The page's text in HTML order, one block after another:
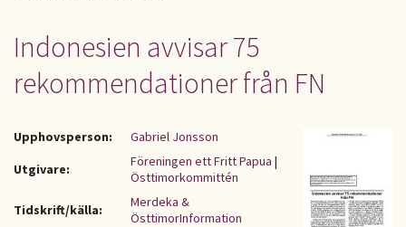
Indonesien avvisar 75
rekommendationer från FN
Upphovsperson:
Gabriel Jonsson
Utgivare:
Föreningen ett Fritt Papua |
Östtimorkommittén
Tidskrift/källa:
Merdeka &
ÖsttimorInformation